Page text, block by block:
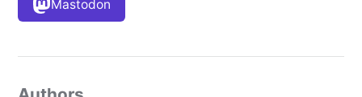
Mastodon